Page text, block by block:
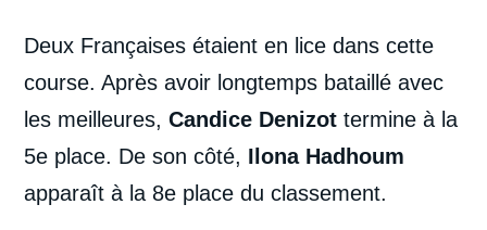
Deux Françaises étaient en lice dans cette
course. Après avoir longtemps bataillé avec
les meilleures,Candice Denizottermine à la
5e place. De son côté, Ilona Hadhoum
apparaît à la 8e place du classement.